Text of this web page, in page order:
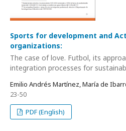
Sports for development and
organizations:
The case of love. Futbol, its
integration processes for
Emilio Andrés Martínez, María de
23-50
PDF (English)